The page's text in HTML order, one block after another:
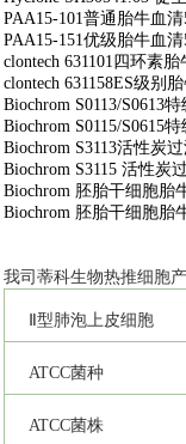
PAA15-101普通胎牛血清
PAA15-151优级胎牛血清
clontech 631101 四环素胎
clontech 631158ES级别
Biochrom S0113/S0613特
Biochrom S0115/S0615特
Biochrom S3113活性炭
Biochrom S3115 活性炭
Biochrom 胚胎干细胞胎
Biochrom 胚胎干细胞胎
我司 蒂科生物热推细胞
Ⅱ型肺泡上皮细胞
ATCC菌种
ATCC菌株